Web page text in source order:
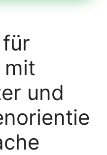
mit
und